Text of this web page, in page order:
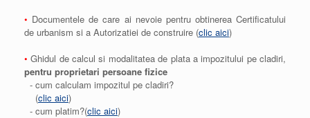
• Documentele de care ai nevoie pentru obtinerea Certificatului
de urbanism si a Autorizatiei de construire (clic aici)
• Ghidul de calcul si modalitatea de plata a impozitului pe cladiri,
pentru proprietari persoane fizice
- cum calculam impozitul pe cladiri?
(clic aici)
- cum platim?(clic aici)